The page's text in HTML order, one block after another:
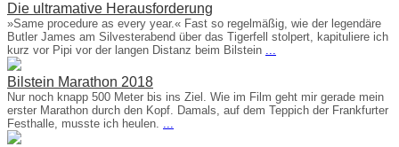
Die ultramative Herausforderung
»Same procedure as every year.« Fast so regelmäßig, wie der legendäre
Butler James am Silvesterabend über das Tigerfell stolpert, kapituliere ich
kurz vor Pipi vor der langen Distanz beim Bilstein ...
Bilstein Marathon 2018
Nur noch knapp 500 Meter bis ins Ziel. Wie im Film geht mir gerade mein
erster Marathon durch den Kopf. Damals, auf dem Teppich der Frankfurter
Festhalle, musste ich heulen. ...